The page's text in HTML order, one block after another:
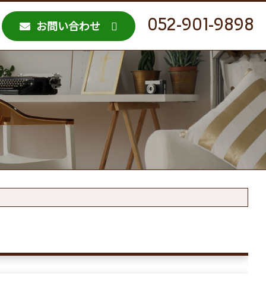
お問い合わせ 052-901-9898